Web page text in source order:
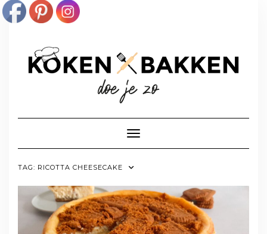
Toggle navigatie
TAG: RICOTTA CHEESECAKE